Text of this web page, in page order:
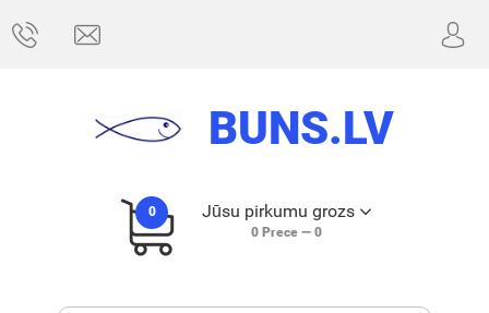
BUNS.LV
0 Jūsu pirkumu grozs
0Prece — 0